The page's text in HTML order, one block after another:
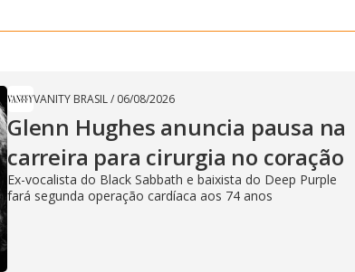
VANITY BRASIL/ 06/08/2026
Glenn Hughes anuncia pausa na
carreira para cirurgia no coração
Ex-vocalista do Black Sabbath e baixista do Deep Purple
fará segunda operação cardíaca aos 74 anos